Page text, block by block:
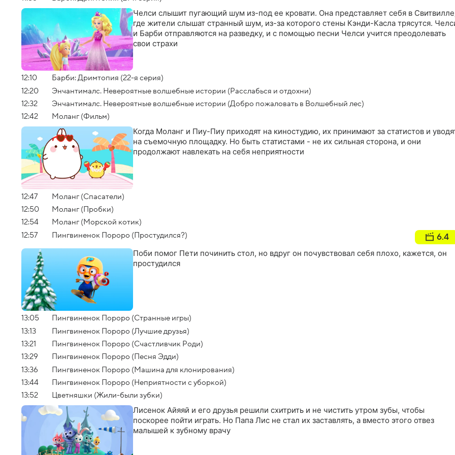
Челси слышит пугающий шум из-под ее кровати. Она представляет себя в
где жители слышат странный шум, из-за которого стены Кэнди-Касла трясутся.
и Барби отправляются на разведку, и с помощью песни Челси учится преодолевать
свои страхи
12:10
Барби: Дримтопия (22-я серия)
12:20
Энчантималс. Невероятные волшебные истории (Расслабься и отдохни)
12:32
Энчантималс. Невероятные волшебные истории (Добро пожаловать в Волшебный лес)
12:42
Моланг (Фильм)
Когда Моланг и Пиу-Пиу приходят на киностудию, их принимают за статистов и
на съемочную площадку. Но быть статистами - не их сильная сторона, и они
продолжают навлекать на себя неприятности
12:47
Моланг (Спасатели)
12:50
Моланг (Пробки)
12:54
Моланг (Морской котик)
12:57
Пингвиненок Пороро (Простудился?) 6.4
Поби помог Пети починить стол, но вдруг он почувствовал себя плохо, кажется, он
простудился
13:05
Пингвиненок Пороро (Странные игры)
13:13
Пингвиненок Пороро (Лучшие друзья)
13:21
Пингвиненок Пороро (Счастливчик Роди)
13:29
Пингвиненок Пороро (Песня Эдди)
13:36
Пингвиненок Пороро (Машина для клонирования)
13:44
Пингвиненок Пороро (Неприятности с уборкой)
13:52
Цветняшки (Жили-были зубки)
Лисенок Айяяй и его друзья решили схитрить и не чистить утром зубы, чтобы
поскорее пойти играть. Но Папа Лис не стал их заставлять, а вместо этого отвез
малышей к зубному врачу